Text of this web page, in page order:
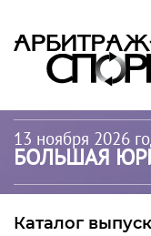
13 ноября 2026
БОЛЬШАЯ
Каталог